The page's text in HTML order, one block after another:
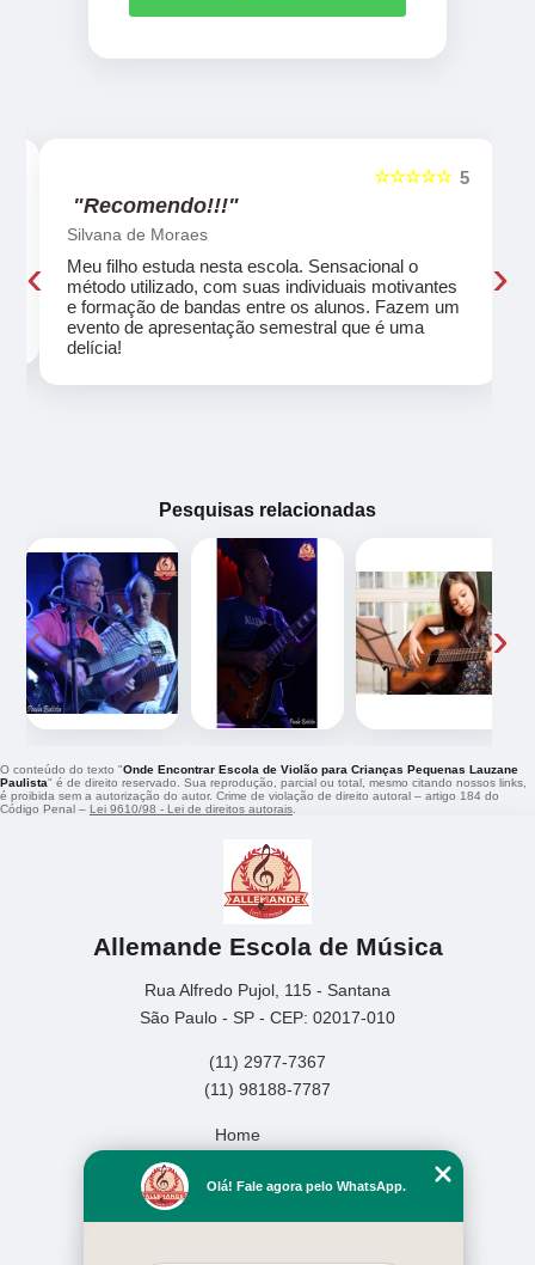
5
☆☆☆☆☆
"Recomendo!!!"
Silvana de Moraes
Meu filho estuda nesta escola. Sensacional o
método utilizado, com suas individuais motivantes
e formação de bandas entre os alunos. Fazem um
evento de apresentação semestral que é uma
delícia!
‹ ›
Pesquisas relacionadas
‹ ›
O conteúdo do texto "Onde Encontrar Escola de Violão para Crianças Pequenas Lauzane
Paulista" é de direito reservado. Sua reprodução, parcial ou total, mesmo citando nossos links,
é proibida sem a autorização do autor. Crime de violação de direito autoral – artigo 184 do
Código Penal – Lei 9610/98 - Lei de direitos autorais
Allemande Escola de Música
Rua Alfredo Pujol, 115 - Santana
São Paulo - SP - CEP: 02017-010
(11) 2977-7367
(11) 98188-7787
Home
Missão
Serviços
Olá! Fale agora pelo WhatsApp.